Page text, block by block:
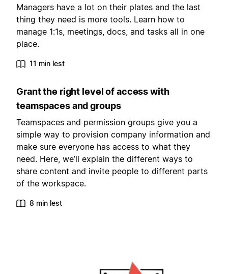
Managers have a lot on their plates and the last
thing they need is more tools. Learn how to
manage 1:1s, meetings, docs, and tasks all in one
place.
11 min lest
Grant the right level of access with
teamspaces and groups
Teamspaces and permission groups give you a
simple way to provision company information and
make sure everyone has access to what they
need. Here, we’ll explain the different ways to
share content and invite people to different parts
of the workspace.
8 min lest